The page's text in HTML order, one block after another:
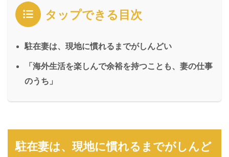
タップできる目次
駐在妻は、現地に慣れるまでがしんどい
「海外生活を楽しんで余裕を持つことも、妻の仕事
のうち」
駐在妻は、現地に慣れるまでがしんど